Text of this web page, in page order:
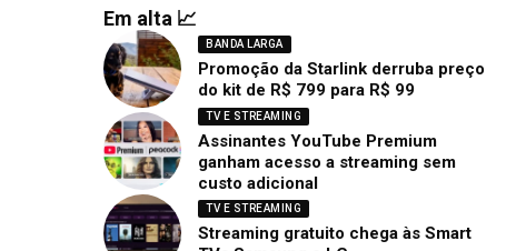
Em alta 📈
BANDA LARGA
Promoção da Starlink derruba preço
do kit de R$ 799 para R$ 99
TV E STREAMING
Assinantes YouTube Premium
ganham acesso a streaming sem
custo adicional
TV E STREAMING
Streaming gratuito chega às Smart